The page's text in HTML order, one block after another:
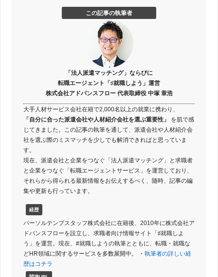
この記事の執筆者
「法人派遣マッチング」ならびに
転職エージェント「♯就職しよう」運営
株式会社アドバンスフロー 代表取締役 中塚 章浩
大手人材サービス会社在籍で2,000名以上の就業に携わり、
「自分に合った派遣会社や人材紹介会社を選ぶ重要性」
を肌で感
じてきました。この記事の執筆を通して、派遣会社や人材紹介会
社を選ぶ際のミスマッチを少しでも解消できればと思っていま
す。
現在、派遣会社と企業をつなぐ「法人派遣マッチング」と求職者
と企業をつなぐ「転職エージェントサービス」を運営しており、
それらから得られる最新情報をお伝えするべく、随時、記事の編
集や更新も行っています。
経歴
パーソルテンプスタッフ株式会社に在籍後、2010年に株式会社ア
ドバンスフローを設立し、求職者向け情報サイト「♯就職しよ
う」を運営。現在、#就職しようの執筆とともに、転職・就職な
どHR領域に関するサービスを多数展開中。 ・ 執筆者の詳しい経
歴はコチラ